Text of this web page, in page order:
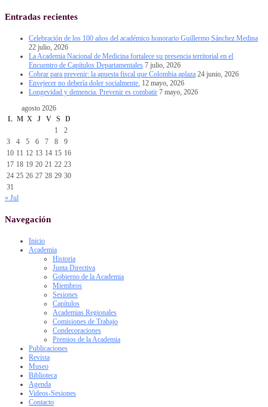
Entradas recientes
Celebración de los 100 años del académico honorario Guillermo Sánchez Medina
22 julio, 2026
La Academia Nacional de Medicina fortalece su presencia territorial en el
Encuentro de Capítulos Departamentales 7 julio, 2026
Cobrar para prevenir: la apuesta fiscal que Colombia aplaza 24 junio, 2026
Envejecer no debería doler socialmente. 12 mayo, 2026
Longevidad y demencia. Prevenir es combatir 7 mayo, 2026
agosto 2026
L M X J V S
D
1
2
3
4 5 6 7 8
9
10 11 12 13 14 15 16
17 18 19 20 21 22 23
24 25 26 27 28 29 30
31
« Jul
Navegación
Inicio
Academia
Historia
Junta Directiva
Gobierno de la Academia
Miembros
Sesiones
Capítulos
Academias Regionales
Comisiones de Trabajo
Condecoraciones
Premios de la Academia
Publicaciones
Revista
Museo
Biblioteca
Agenda
Videos-Sesiones
Contacto